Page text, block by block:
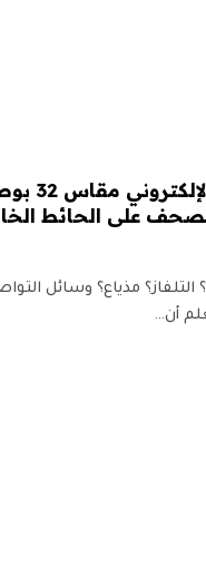
على الحائط
التلفاز؟ مذياع؟ وسائل
أن…